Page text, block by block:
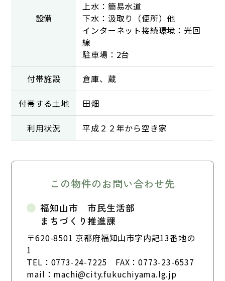
設備
上水：簡易水道
下水：汲取り（便所）他
インターネット接続環境：光回
線
駐車場：2台
付帯施設
倉庫、蔵
付帯する土地 田畑
利用状況 平成２２年から空き家
この物件のお問い合わせ先
福知山市 市民生活部
まちづくり推進課
〒620-8501 京都府福知山市字内記13番地の
1
TEL： 0773-24-7225 FAX：0773-23-6537
mail： machi@city.fukuchiyama.lg.jp